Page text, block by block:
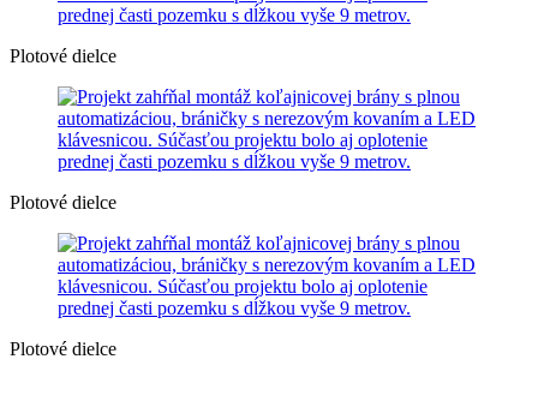
Plotové dielce
Plotové dielce
Plotové dielce